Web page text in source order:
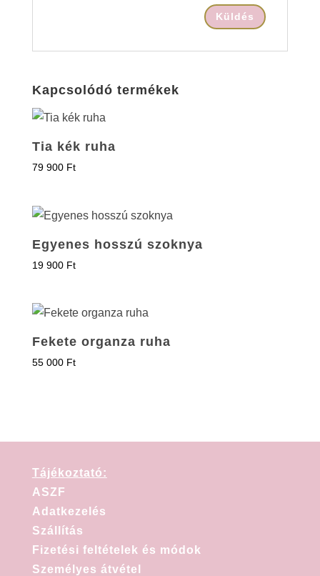
Kapcsolódó termékek
Tia kék ruha
79 900 Ft
Egyenes hosszú szoknya
19 900 Ft
Fekete organza ruha
55 000 Ft
Tájékoztató:
ASZF
Adatkezelés
Szállítás
Fizetési feltételek és módok
Személyes átvétel